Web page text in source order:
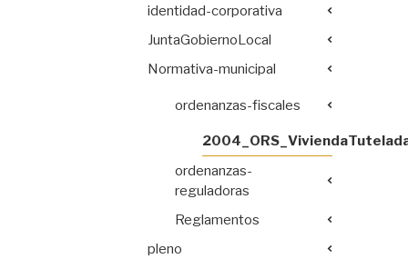
identidad-corporativa
JuntaGobiernoLocal
Normativa-municipal
ordenanzas-fiscales
ordenanzas-
reguladoras
Reglamentos
pleno